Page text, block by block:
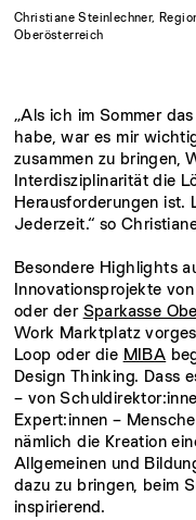
Christiane Steinlechner,
Oberösterreich
„Als ich im Sommer
habe, war es mir
zusammen zu bringen,
Interdisziplinarität die
Herausforderungen ist.
Jederzeit.“ so
Besondere Highlights
Innovationsprojekte
oder der Sparkasse
Work Marktplatz
Loop oder die MIBA
Design Thinking. Dass
– von
Expert:innen –
nämlich die Kreation
Allgemeinen und
dazu zu bringen, beim
inspirierend.